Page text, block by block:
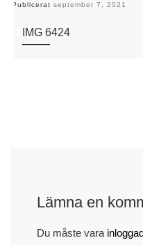
Publicerat september 7, 2021
IMG 6424
Lämna en
Du måste vara